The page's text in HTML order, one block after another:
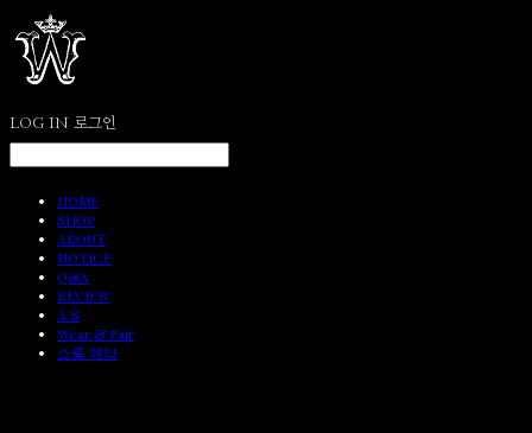
LOG IN 로그인
HOME
SHOP
ABOUT
NOTICE
Q&A
REVIEW
A/S
Wear & Pair
쇼룸 예약